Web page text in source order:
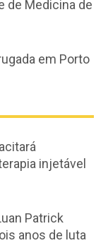
de Medicina de
em Porto
injetável
Patrick
anos de luta